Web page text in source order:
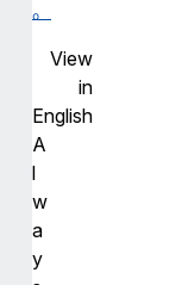
。
View
in
English
A
l
w
a
y